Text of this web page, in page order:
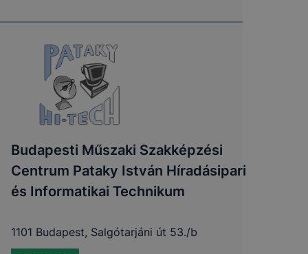
Budapesti Műszaki Szakképzési
Centrum Pataky István Híradásipari
és Informatikai Technikum
1101 Budapest, Salgótarjáni út 53./b